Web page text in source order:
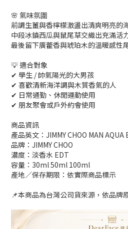
🌸 氣味氛圍
前調生薑與香檸檬激盪出清爽明亮的
中段冰鎮西瓜與鼠尾草交織出充滿活
最後留下廣藿香與琥珀木的溫暖感性
💡 適合對象
✔ 學生 / 帥氣陽光的大男孩
✔ 喜歡清新海洋調與木質香氣的人
✔ 日常通勤、休閒運動使用
✔ 朋友聚會或戶外約會使用
商品資訊
產品英文：JIMMY CHOO MAN
品牌：JIMMY CHOO
濃度：淡香水 EDT
容量：30ml 50ml 100ml
產地／保存期限：依實際商品標示
📌本商品為台灣公司貨來源，依品牌